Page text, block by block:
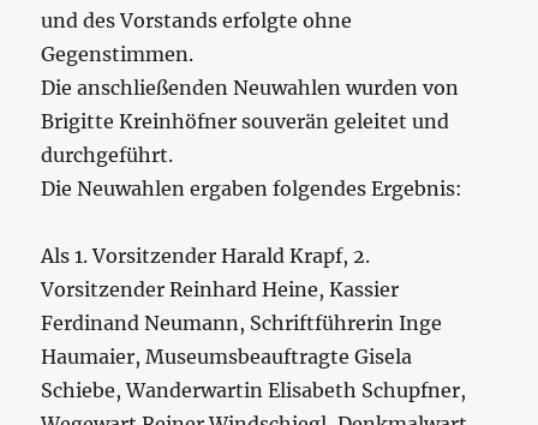
und des Vorstands erfolgte ohne
Gegenstimmen.
Die anschließenden Neuwahlen wurden von
Brigitte Kreinhöfner souverän geleitet und
durchgeführt.
Die Neuwahlen ergaben folgendes Ergebnis:
Als 1. Vorsitzender Harald Krapf, 2.
Vorsitzender Reinhard Heine, Kassier
Ferdinand Neumann, Schriftführerin Inge
Haumaier, Museumsbeauftragte Gisela
Schiebe, Wanderwartin Elisabeth Schupfner,